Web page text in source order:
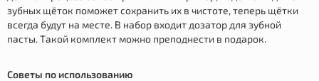
зубных щёток поможет сохранить их в чистоте, теперь щётки
всегда будут на месте. В набор входит дозатор для зубной
пасты. Такой комплект можно преподнести в подарок.
Советы по использованию